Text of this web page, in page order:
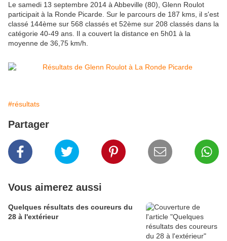
Le samedi 13 septembre 2014 à Abbeville (80), Glenn Roulot
participait à la Ronde Picarde. Sur le parcours de 187 kms, il s'est
classé 144ème sur 568 classés et 52ème sur 208 classés dans la
catégorie 40-49 ans. Il a couvert la distance en 5h01 à la
moyenne de 36,75 km/h.
#résultats
Partager
Vous aimerez aussi
Quelques résultats des coureurs du
28 à l'extérieur